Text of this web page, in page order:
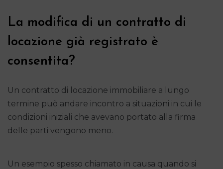
La modifica di un contratto di
locazione già registrato è
consentita?
Un contratto di locazione immobiliare a lungo
termine può andare incontro a situazioni in cui le
condizioni iniziali che avevano portato alla firma
delle parti vengono meno.
Un esempio spesso chiamato in causa quando si